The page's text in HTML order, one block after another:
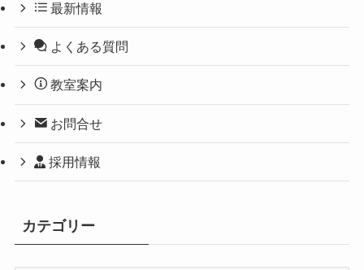
最新情報
よくある質問
教室案内
お問合せ
採用情報
カテゴリー